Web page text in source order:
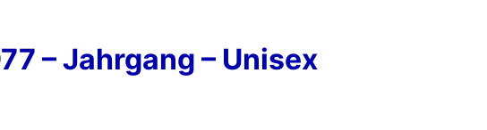
– Jahrgang – Unisex